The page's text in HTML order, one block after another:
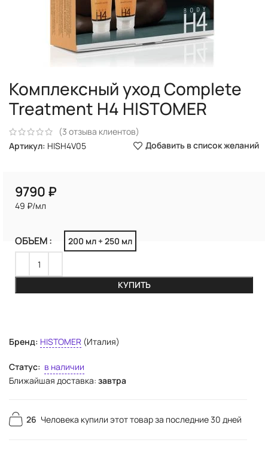
Комплексный уход Complete
Treatment H4 HISTOMER
(3 отзыва клиентов)
Артикул: HISH4V05 Добавить в список желаний
Бренд: HISTOMER (Италия)
Статус: в наличии
Ближайшая доставка: завтра
26 Человека купили этот товар за последние 30 дней
₽
49 ₽/мл
ОБЪЕМ 200 мл + 250 мл
КУПИТЬ